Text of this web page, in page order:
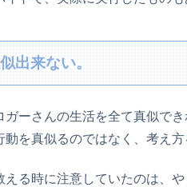
出来ない。
ガーさんの生活を全て真似で
動を真似るのではなく、考え方
える時に注意していたのは、